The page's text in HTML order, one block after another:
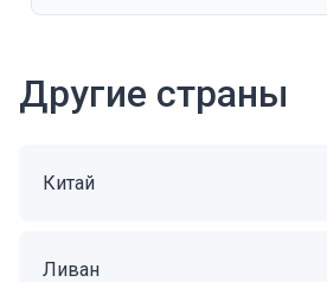
Другие страны
Китай
Ливан